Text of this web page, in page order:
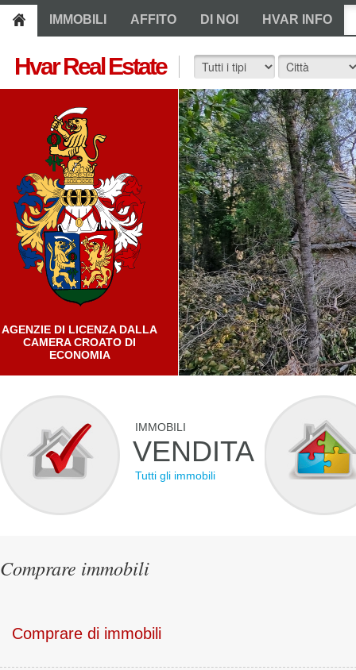
IMMOBILI AFFITO DI NOI HVAR INFO
Hvar Real Estate
AGENZIE DI LICENZA DALLA
CAMERA CROATO DI
ECONOMIA
IMMOBILI
VENDITA
Tutti gli immobili
Comprare immobili
Comprare di immobili